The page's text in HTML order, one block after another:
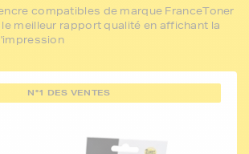
compatibles de marque FranceToner
meilleur rapport qualité en affichant la
N°1 DES VENTES